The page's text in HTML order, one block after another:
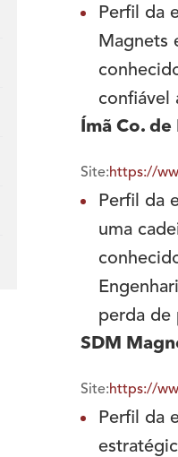
Perfil da
Magnets
confiável
Ímã Co.
Site:https://
Perfil da
uma
perda de
SDM
Site:https://
Perfil da